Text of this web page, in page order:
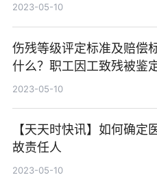
2023-05-10
伤残等级评定标准及赔偿
什么？职工因工致残被鉴
级至十级伤残的享受哪些
2023-05-10
【天天时快讯】如何确定
故责任人
2023-05-10